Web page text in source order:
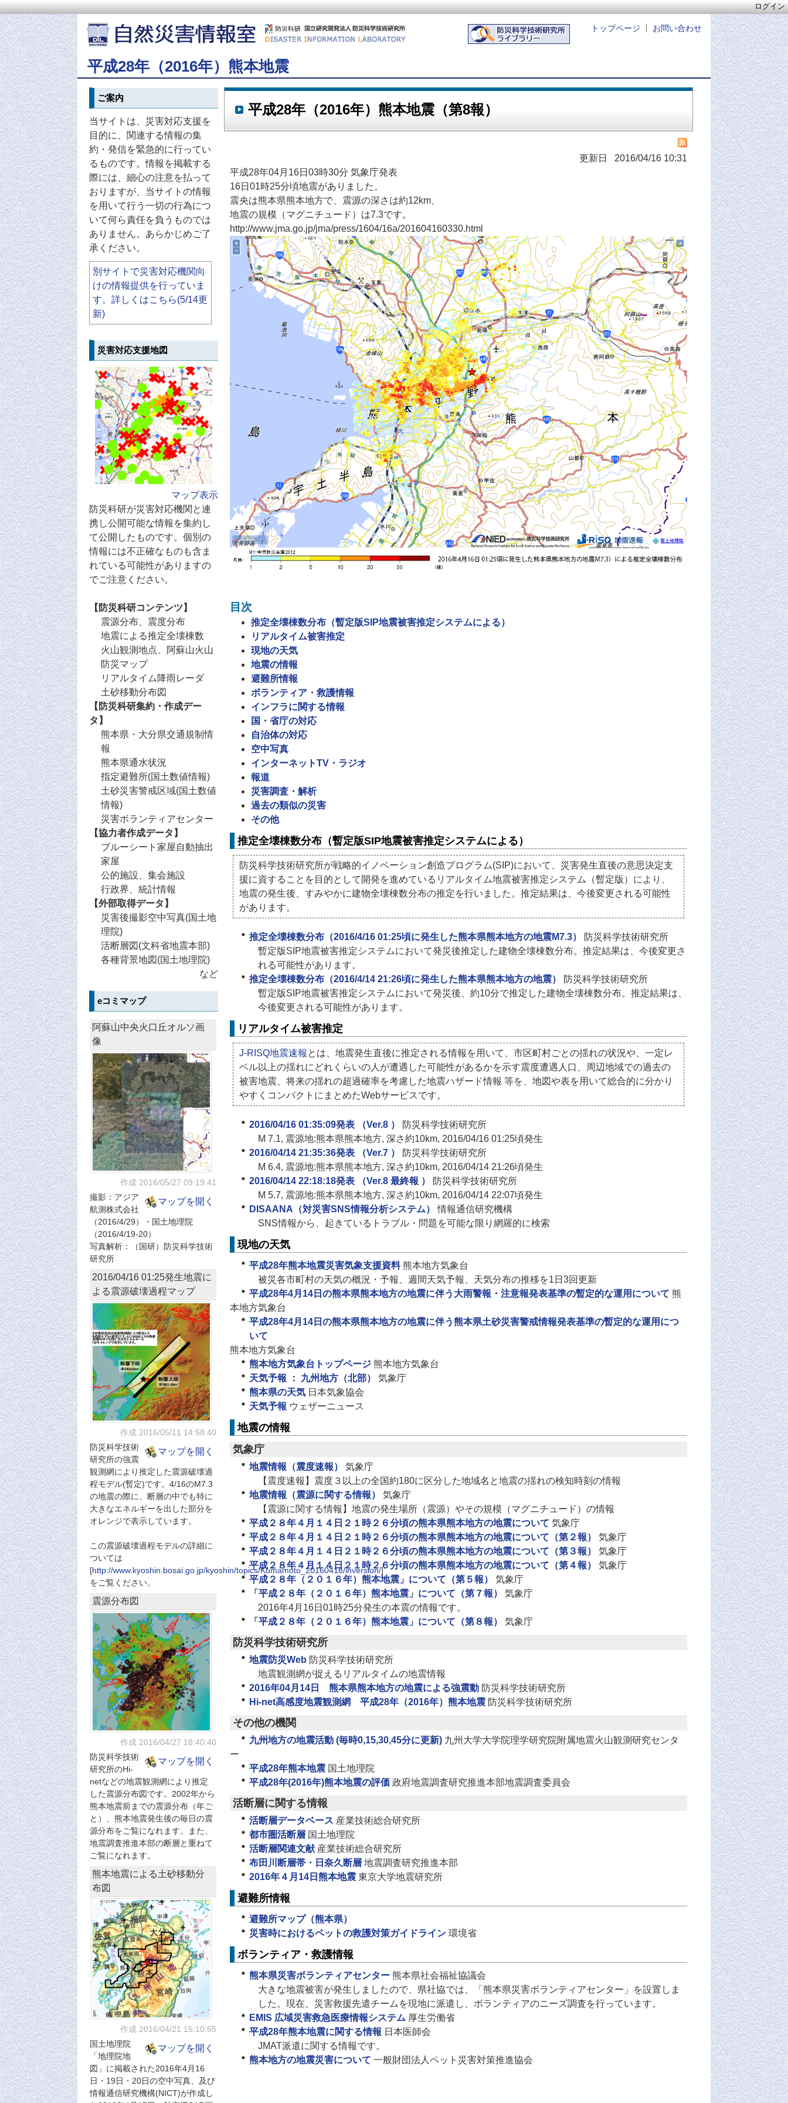
ログイン
平成28年（2016年）熊本地震
お問い合わせ
トップページ
ご案内
当サイトは、災害対応支援を
目的に、関連する情報の集
約・発信を緊急的に行ってい
るものです。情報を掲載する
際には、細心の注意を払って
おりますが、当サイトの情報
を用いて行う一切の行為につ
いて何ら責任を負うものでは
ありません。あらかじめご了
承ください。
別サイトで災害対応機関向
けの情報提供を行っていま
す。詳しくはこちら(5/14更
新)
災害対応支援地図
マップ表示
防災科研が災害対応機関と連
携し公開可能な情報を集約し
て公開したものです。個別の
情報には不正確なものも含ま
れている可能性がありますの
でご注意ください。
【防災科研コンテンツ】
震源分布、震度分布
地震による推定全壊棟数
火山観測地点、阿蘇山火山
防災マップ
リアルタイム降雨レーダ
土砂移動分布図
【防災科研集約・作成デー
タ】
熊本県・大分県交通規制情
報
熊本県通水状況
指定避難所(国土数値情報)
土砂災害警戒区域(国土数値
情報)
災害ボランティアセンター
【協力者作成データ】
ブルーシート家屋自動抽出
家屋
公的施設、集会施設
行政界、統計情報
【外部取得データ】
災害後撮影空中写真(国土地
理院)
活断層図(文科省地震本部)
各種背景地図(国土地理院)
など
eコミマップ
阿蘇山中央火口丘オルソ画
像
作成 2016/05/27 09:19:41
マップを開く
撮影：アジア
航測株式会社
（2016/4/29）・国土地理院
（2016/4/19-20）
写真解析：（国研）防災科学技術
研究所
2016/04/16 01:25発生地震に
よる震源破壊過程マップ
作成 2016/05/11 14:58:40
マップを開く
防災科学技術
研究所の強震
観測網により推定した震源破壊過
程モデル(暫定)です。4/16のM7.3
の地震の際に、断層の中でも特に
大きなエネルギーを出した部分を
オレンジで表示しています。
この震源破壊過程モデルの詳細に
ついては
[http://www.kyoshin.bosai.go.jp/kyoshin/topics/Kumamoto_20160416/inversion/]
をご覧ください。
震源分布図
作成 2016/04/27 18:40:40
マップを開く
防災科学技術
研究所のHi-
netなどの地震観測網により推定
した震源分布図です。2002年から
熊本地震前までの震源分布（年ご
と）、熊本地震発生後の毎日の震
源分布をご覧になれます。また、
地震調査推進本部の断層と重ねて
ご覧になれます。
熊本地震による土砂移動分
布図
作成 2016/04/21 15:10:55
マップを開く
国土地理院
「地理院地
図」に掲載された2016年4月16
日・19日・20日の空中写真、及び
情報通信研究機構(NICT)が作成し
平成28年（2016年）熊本地震（第8報）
更新日 2016/04/16 10:31
平成28年04月16日03時30分 気象庁発表
16日01時25分頃地震がありました。
震央は熊本県熊本地方で、震源の深さは約12km、
地震の規模（マグニチュード）は7.3です。
http://www.jma.go.jp/jma/press/1604/16a/201604160330.html
目次
推定全壊棟数分布（暫定版SIP地震被害推定システムによる）
リアルタイム被害推定
現地の天気
地震の情報
避難所情報
ボランティア・救護情報
インフラに関する情報
国・省庁の対応
自治体の対応
空中写真
インターネットTV・ラジオ
報道
災害調査・解析
過去の類似の災害
その他
推定全壊棟数分布（暫定版SIP地震被害推定システムによる）
防災科学技術研究所が戦略的イノベーション創造プログラム(SIP)において、災害発生直後の意思決定支
援に資することを目的として開発を進めているリアルタイム地震被害推定システム（暫定版）により、
地震の発生後、すみやかに建物全壊棟数分布の推定を行いました。推定結果は、今後変更される可能性
があります。
推定全壊棟数分布（2016/4/16 01:25頃に発生した熊本県熊本地方の地震M7.3）
防災科学技術研究所
暫定版SIP地震被害推定システムにおいて発災後推定した建物全壊棟数分布。推定結果は、今後変更さ
れる可能性があります。
推定全壊棟数分布（2016/4/14 21:26頃に発生した熊本県熊本地方の地震）
防災科学技術研究所
暫定版SIP地震被害推定システムにおいて発災後、約10分で推定した建物全壊棟数分布。推定結果は、
今後変更される可能性があります。
リアルタイム被害推定
J-RISQ地震速報 とは、地震発生直後に推定される情報を用いて、市区町村ごとの揺れの状況や、一定レ
ベル以上の揺れにどれくらいの人が遭遇した可能性があるかを示す震度遭遇人口、周辺地域での過去の
被害地震、将来の揺れの超過確率を考慮した地震ハザード情報 等を、地図や表を用いて総合的に分かり
やすくコンパクトにまとめたWebサービスです。
2016/04/16 01:35:09発表 （Ver.8 ）
防災科学技術研究所
M 7.1, 震源地:熊本県熊本地方, 深さ約10km, 2016/04/16 01:25頃発生
2016/04/14 21:35:36発表 （Ver.7 ）
防災科学技術研究所
M 6.4, 震源地:熊本県熊本地方, 深さ約10km, 2016/04/14 21:26頃発生
2016/04/14 22:18:18発表 （Ver.8 最終報 ）
防災科学技術研究所
M 5.7, 震源地:熊本県熊本地方, 深さ約10km, 2016/04/14 22:07頃発生
DISAANA（対災害SNS情報分析システム）
情報通信研究機構
SNS情報から、起きているトラブル・問題を可能な限り網羅的に検索
現地の天気
平成28年熊本地震災害気象支援資料 熊本地方気象台
被災各市町村の天気の概況・予報、週間天気予報、天気分布の推移を1日3回更新
平成28年4月14日の熊本県熊本地方の地震に伴う大雨警報・注意報発表基準の暫定的な運用について 熊
本地方気象台
平成28年4月14日の熊本県熊本地方の地震に伴う熊本県土砂災害警戒情報発表基準の暫定的な運用につ
いて
熊本地方気象台
熊本地方気象台トップページ 熊本地方気象台
天気予報 ： 九州地方（北部）
気象庁
熊本県の天気 日本気象協会
天気予報 ウェザーニュース
地震の情報
気象庁
地震情報（震度速報）
気象庁
【震度速報】震度３以上の全国約180に区分した地域名と地震の揺れの検知時刻の情報
地震情報（震源に関する情報）
気象庁
【震源に関する情報】地震の発生場所（震源）やその規模（マグニチュード）の情報
平成２８年４月１４日２１時２６分頃の熊本県熊本地方の地震について 気象庁
平成２８年４月１４日２１時２６分頃の熊本県熊本地方の地震について（第２報）
気象庁
平成２８年４月１４日２１時２６分頃の熊本県熊本地方の地震について（第３報）
気象庁
平成２８年４月１４日２１時２６分頃の熊本県熊本地方の地震について（第４報）
気象庁
平成２８年（２０１６年）熊本地震」について（第５報）
気象庁
「平成２８年（２０１６年）熊本地震」について（第７報）
気象庁
2016年4月16日01時25分発生の本震の情報です。
「平成２８年（２０１６年）熊本地震」について（第８報）
気象庁
防災科学技術研究所
地震防災Web 防災科学技術研究所
地震観測網が捉えるリアルタイムの地震情報
2016年04月14日 熊本県熊本地方の地震による強震動 防災科学技術研究所
Hi-net高感度地震観測網 平成28年（2016年）熊本地震 防災科学技術研究所
その他の機関
九州地方の地震活動 (毎時0,15,30,45分に更新) 九州大学大学院理学研究院附属地震火山観測研究センタ
ー
平成28年熊本地震 国土地理院
平成28年(2016年)熊本地震の評価 政府地震調査研究推進本部地震調査委員会
活断層に関する情報
活断層データベース 産業技術総合研究所
都市圏活断層 国土地理院
活断層関連文献 産業技術総合研究所
布田川断層帯・日奈久断層 地震調査研究推進本部
2016年４月14日熊本地震 東京大学地震研究所
避難所情報
避難所マップ（熊本県）
災害時におけるペットの救護対策ガイドライン 環境省
ボランティア・救護情報
熊本県災害ボランティアセンター 熊本県社会福祉協議会
大きな地震被害が発生しましたので、県社協では、「熊本県災害ボランティアセンター」を設置しま
した。現在、災害救援先遣チームを現地に派遣し、ボランティアのニーズ調査を行っています。
EMIS 広域災害救急医療情報システム 厚生労働省
平成28年熊本地震に関する情報 日本医師会
JMAT派遣に関する情報です。
熊本地方の地震災害について 一般財団法人ペット災害対策推進協会